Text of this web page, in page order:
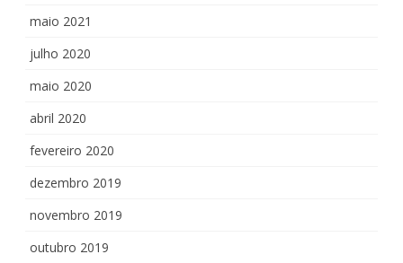
maio 2021
julho 2020
maio 2020
abril 2020
fevereiro 2020
dezembro 2019
novembro 2019
outubro 2019